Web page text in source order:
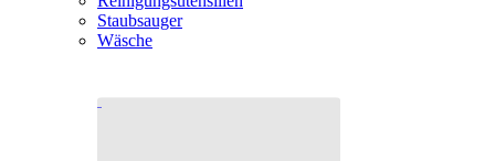
Staubsauger
Wäsche